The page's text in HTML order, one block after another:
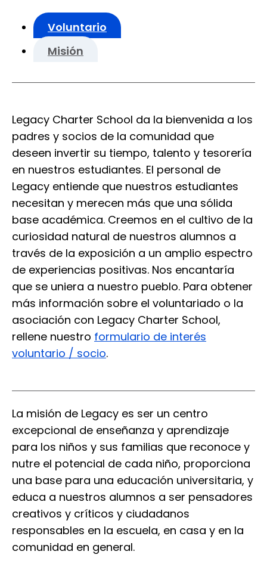
Voluntario
Misión
Legacy Charter School da la bienvenida a los
padres y socios de la comunidad que
deseen invertir su tiempo, talento y tesorería
en nuestros estudiantes. El personal de
Legacy entiende que nuestros estudiantes
necesitan y merecen más que una sólida
base académica. Creemos en el cultivo de la
curiosidad natural de nuestros alumnos a
través de la exposición a un amplio espectro
de experiencias positivas. Nos encantaría
que se uniera a nuestro pueblo. Para obtener
más información sobre el voluntariado o la
asociación con Legacy Charter School,
rellene nuestro formulario de interés
voluntario / socio.
La misión de Legacy es ser un centro
excepcional de enseñanza y aprendizaje
para los niños y sus familias que reconoce y
nutre el potencial de cada niño, proporciona
una base para una educación universitaria, y
educa a nuestros alumnos a ser pensadores
creativos y críticos y ciudadanos
responsables en la escuela, en casa y en la
comunidad en general.